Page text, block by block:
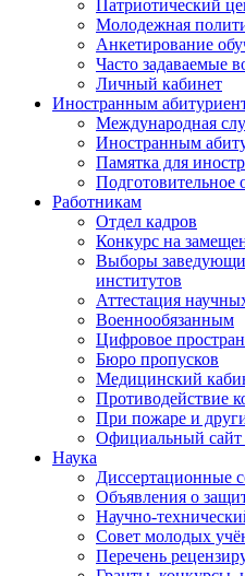
Патриотический
Молодежная
Анкетирование
Часто задаваемые
Личный кабинет
Иностранным
Международная
Иностранным
Памятка для
Подготовительное
Работникам
Отдел кадров
Конкурс на
Выборы
институтов
Аттестация
Военнообязанным
Цифровое
Бюро пропусков
Медицинский
Противодействие
При пожаре и
Официальный сайт
Наука
Диссертационные
Объявления о
Научно-
Совет молодых
Перечень